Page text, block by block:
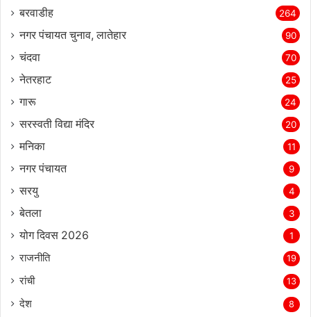
बरवाडीह 264
नगर पंचायत चुनाव, लातेहार 90
चंदवा 70
नेतरहाट 25
गारू 24
सरस्‍वती विद्या मंदिर 20
मनिका 11
नगर पंचायत 9
सरयु 4
बेतला 3
योग दिवस 2026 1
राजनीति 19
रांची 13
देश 8